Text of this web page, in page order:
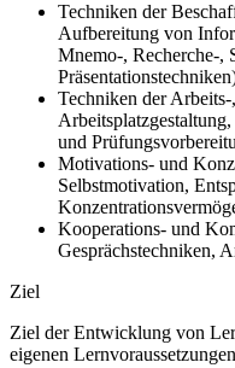
Techniken der
Aufbereitung von
Mnemo-, Recherche-,
Techniken der
und
Motivations- und
Selbstmotivation,
Kooperations- und
Gesprächstechniken,
Ziel
Ziel der Entwicklung von
eigenen